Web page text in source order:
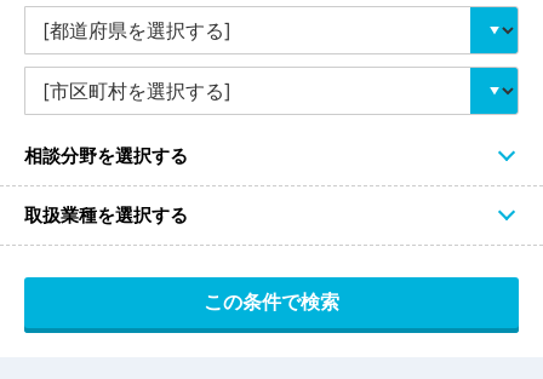
相談分野を選択する
取扱業種を選択する